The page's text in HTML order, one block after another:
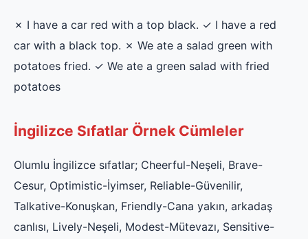
✗ I have a car red with a top black. ✓ I have a red
car with a black top. ✗ We ate a salad green with
potatoes fried. ✓ We ate a green salad with fried
potatoes
İngilizce Sıfatlar Örnek Cümleler
Olumlu İngilizce sıfatlar; Cheerful-Neşeli, Brave-
Cesur, Optimistic-İyimser, Reliable-Güvenilir,
Talkative-Konuşkan, Friendly-Cana yakın, arkadaş
canlısı, Lively-Neşeli, Modest-Mütevazı, Sensitive-